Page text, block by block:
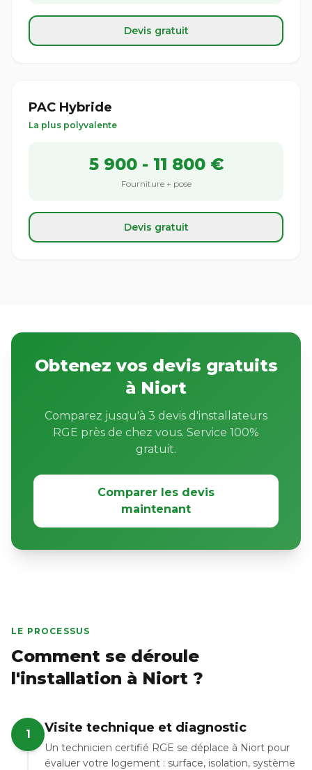
Devis gratuit
PAC Hybride
La plus polyvalente
5 900 - 11 800 €
Fourniture + pose
Devis gratuit
Obtenez vos devis gratuits
à Niort
Comparez jusqu'à 3 devis d'installateurs
RGE près de chez vous. Service 100%
gratuit.
Comparer les devis
maintenant
LE PROCESSUS
Comment se déroule
l'installation à Niort ?
1 Visite technique et diagnostic
Un technicien certifié RGE se déplace à Niort pour
évaluer votre logement : surface, isolation, système